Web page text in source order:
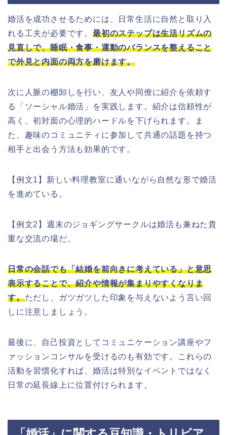
婚活を成功させるためには、日常生活に自然と取り入
れる工夫が必要です。 最初のステップは生活リズムの
見直しで、睡眠・食事・運動のバランスを整えること
で外見と内面の両方を磨けます。
次に人脈の棚卸しを行い、友人や同僚に紹介を依頼す
る「ソーシャル婚活」を実践します。紹介は信頼性が
高く、初対面の心理的ハードルを下げられます。ま
た、趣味のコミュニティに参加して共通の話題を持つ
相手と出会う方法も効果的です。
【例文1】新しい料理教室に通いながら自然な形で婚活
を進めている。
【例文2】週末のジョギングサークルは婚活も兼ねた貴
重な交流の場だ。
日常の会話でも「結婚を前向きに考えている」と意思
表示することで、紹介や情報が集まりやすくなりま
す。ただし、ガツガツした印象を与えないよう言い回
しに注意しましょう。
最後に、自己投資としてコミュニケーション講座やフ
ァッションコンサルを受けるのも有効です。これらの
活動を習慣化すれば、婚活は特別なイベントではなく
日常の延長線上に位置付けられます。